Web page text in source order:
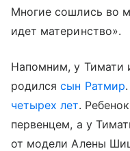
Многие сошлись во
идет материнство».
Напомним, у Тимати
родилсясын Ратмир
четырех лет.
первенцем, а у
от модели Алены